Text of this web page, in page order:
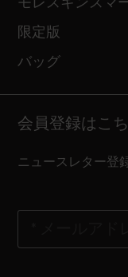
限定版
バッグ
会員登録はこ
ニュースレター登